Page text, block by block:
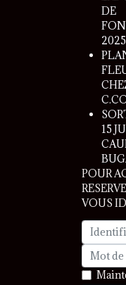
DE
2025
15
POUR
VOUS
Mot de